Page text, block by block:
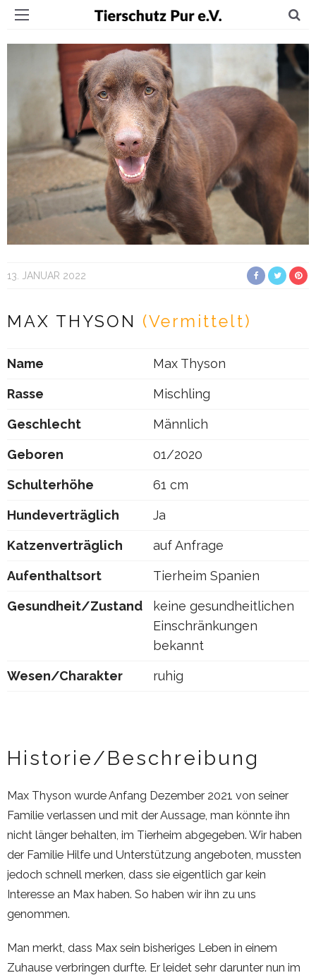
13. JANUAR 2022
MAX THYSON (Vermittelt)
Name Max Thyson
Rasse Mischling
Geschlecht Männlich
Geboren 01/2020
Schulterhöhe 61 cm
Hundeverträglich Ja
Katzenverträglich auf Anfrage
Aufenthaltsort Tierheim Spanien
Gesundheit/Zustand
keine gesundheitlichen
Einschränkungen
bekannt
Wesen/Charakter ruhig
Historie/Beschreibung
Max Thyson wurde Anfang Dezember 2021 von seiner
Familie verlassen und mit der Aussage, man könnte ihn
nicht länger behalten, im Tierheim abgegeben. Wir haben
der Familie Hilfe und Unterstützung angeboten, mussten
jedoch schnell merken, dass sie eigentlich gar kein
Interesse an Max haben. So haben wir ihn zu uns
genommen.
Man merkt, dass Max sein bisheriges Leben in einem
Zuhause verbringen durfte. Er leidet sehr darunter nun im